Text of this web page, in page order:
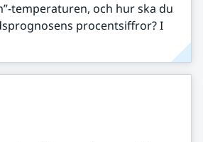
temperaturen, och hur ska du
procentsiffror? I